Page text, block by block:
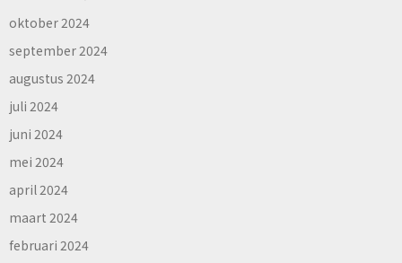
oktober 2024
september 2024
augustus 2024
juli 2024
juni 2024
mei 2024
april 2024
maart 2024
februari 2024